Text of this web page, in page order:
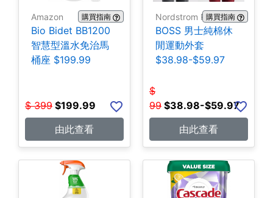
Amazon 購買指南
Bio Bidet BB1200
智慧型溫水免治馬
桶座 $199.99
$ 399 $199.99
由此查看
Nordstrom Rack購買指南
BOSS 男士純棉休
閒運動外套
$38.98-$59.97
$
99 $38.98-$59.97
由此查看